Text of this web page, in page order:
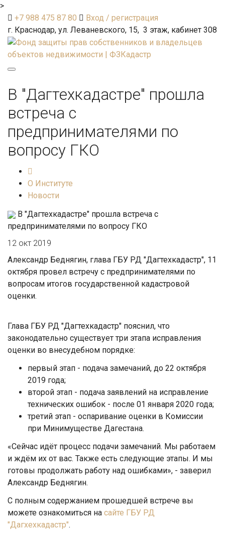
>
+7 988 475 87 80
Вход / регистрация
г. Краснодар, ул. Леваневского, 15, 3 этаж, кабинет 308
navigation
В "Дагтехкадастре" прошла
встреча с
предпринимателями по
вопросу ГКО
О Институте
Новости
В "Дагтехкадастре" прошла встреча с
предпринимателями по вопросу ГКО
12 окт 2019
Александр Беднягин, глава ГБУ РД "Дагтехкадастр", 11
октября провел встречу с предпринимателями по
вопросам итогов государственной кадастровой
оценки.
Глава ГБУ РД "Дагтехкадастр" пояснил, что
законодательно существует три этапа исправления
оценки во внесудебном порядке:
первый этап - подача замечаний, до 22 октября
2019 года;
второй этап - подача заявлений на исправление
технических ошибок - после 01 января 2020 года;
третий этап - оспаривание оценки в Комиссии
при Минимуществе Дагестана.
«Сейчас идёт процесс подачи замечаний. Мы работаем
и ждём их от вас. Также есть следующие этапы. И мы
готовы продолжать работу над ошибками», - заверил
Александр Беднягин.
С полным содержанием прошедшей встрече вы
можете ознакомиться на сайте ГБУ РД
"Дагхехкадастр".